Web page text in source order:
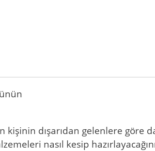
dışarıdan gelenlere göre
nasıl kesip